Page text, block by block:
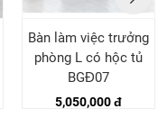
Bàn làm việc trưởng
phòng L có hộc tủ
BGĐ07
5,050,000 đ